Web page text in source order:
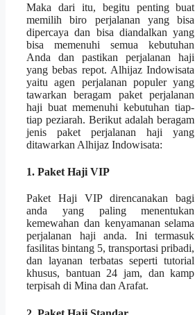
Maka dari itu, begitu penting buat
memilih biro perjalanan yang bisa
dipercaya dan bisa diandalkan yang
bisa memenuhi semua kebutuhan
Anda dan pastikan perjalanan haji
yang bebas repot. Alhijaz Indowisata
yaitu agen perjalanan populer yang
tawarkan beragam paket perjalanan
haji buat memenuhi kebutuhan tiap-
tiap peziarah. Berikut adalah beragam
jenis paket perjalanan haji yang
ditawarkan Alhijaz Indowisata:
1. Paket Haji VIP
Paket Haji VIP direncanakan bagi
anda yang paling menentukan
kemewahan dan kenyamanan selama
perjalanan haji anda. Ini termasuk
fasilitas bintang 5, transportasi pribadi,
dan layanan terbatas seperti tutorial
khusus, bantuan 24 jam, dan kamp
terpisah di Mina dan Arafat.